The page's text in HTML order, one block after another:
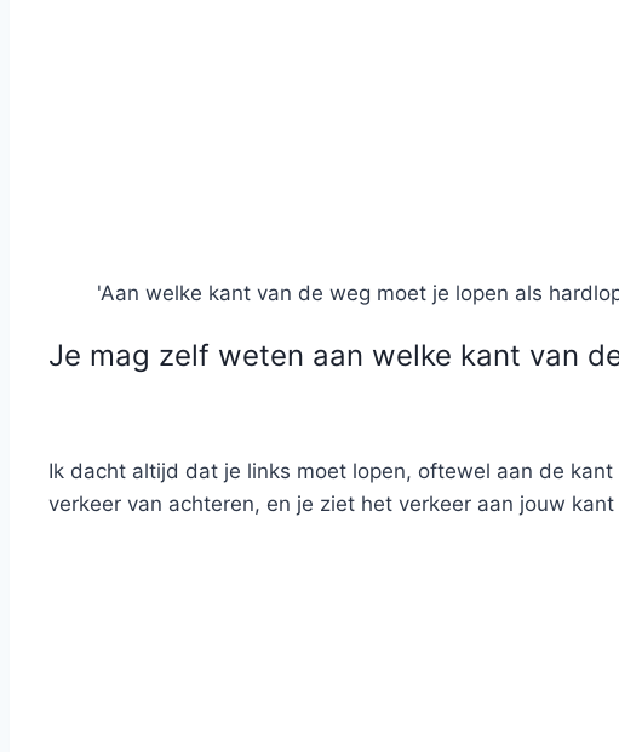
'Aan welke kant van de weg moet je lopen als
Je mag zelf weten aan welke kant van
Ik dacht altijd dat je links moet lopen, oftewel aan de
verkeer van achteren, en je ziet het verkeer aan jouw